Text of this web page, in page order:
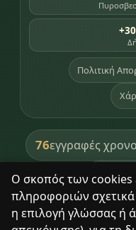
Ο σκοπός των cookies
πληροφοριών
η επιλογή γλώσσας ή
Πολιτική
76εγγραφές
391
8